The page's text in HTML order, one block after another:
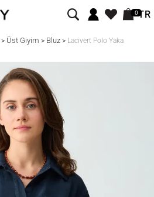
0TR
> Üst Giyim > Bluz> Lacivert Polo Yaka